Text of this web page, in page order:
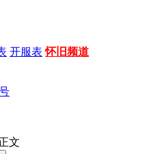
开服表 怀旧频道
文